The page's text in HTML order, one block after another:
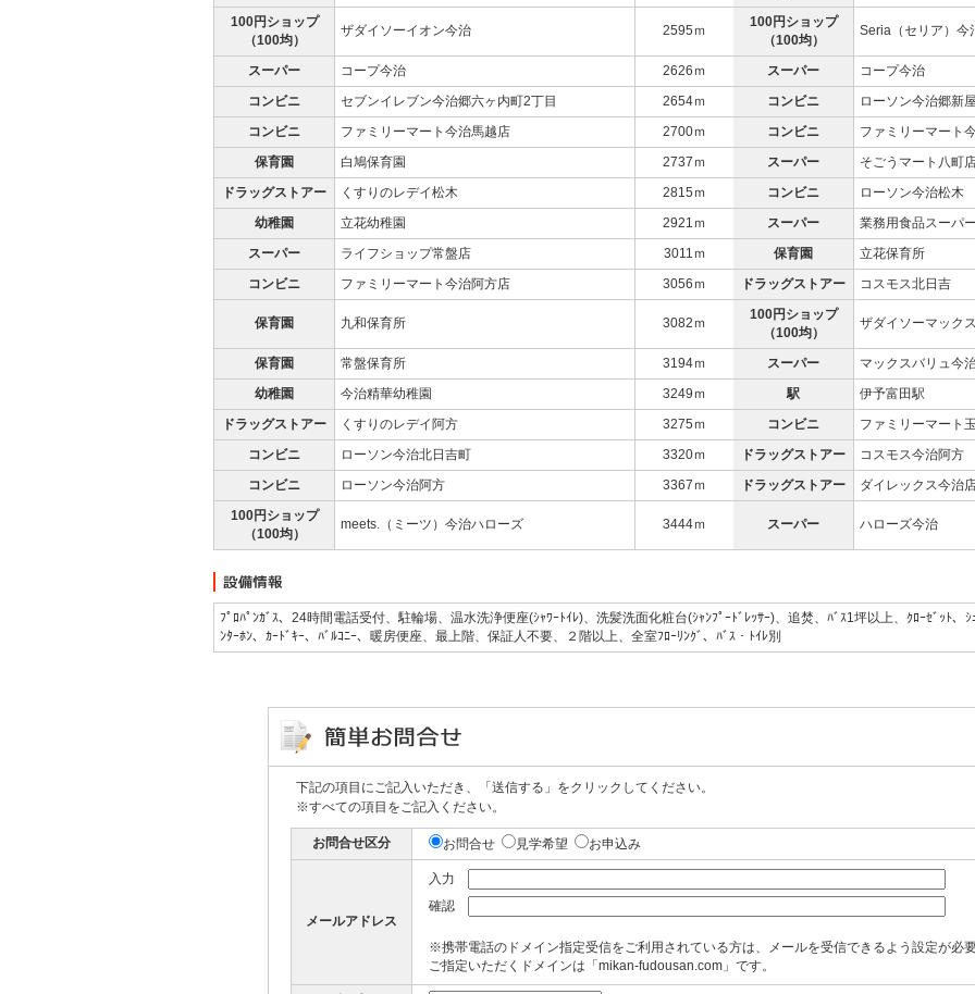
100円ショップ
（100均）
ザダイソーイオン今治 2595ｍ
100円ショップ
（100均）
Seria（セリア）今
スーパー コープ今治 2626ｍ スーパー
コープ今治
コンビニ
セブンイレブン今治郷六ヶ内町2丁目 2654ｍ コンビニ
ローソン今治郷新
コンビニ
ファミリーマート今治馬越店 2700ｍ コンビニ
ファミリーマート
保育園
白鳩保育園 2737ｍ スーパー
そごうマート八町
ドラッグストアー
くすりのレデイ松木 2815ｍ コンビニ
ローソン今治松木
幼稚園
立花幼稚園 2921ｍ スーパー
業務用食品スーパ
スーパー
ライフショップ常盤店 3011ｍ 保育園
立花保育所
コンビニ
ファミリーマート今治阿方店 3056ｍ ドラッグストアー コスモス北日吉
保育園 九和保育所 3082ｍ
100円ショップ
（100均）
ザダイソーマック
保育園 常盤保育所 3194ｍ スーパー
マックスバリュ今
幼稚園
今治精華幼稚園 3249ｍ 駅
伊予富田駅
ドラッグストアー
くすりのレデイ阿方 3275ｍ コンビニ
ファミリーマート
コンビニ
ローソン今治北日吉町 3320ｍ ドラッグストアー
コスモス今治阿方
コンビニ
ローソン今治阿方 3367ｍ ドラッグストアー
ダイレックス今治
100円ショップ
（100均）
meets.（ミーツ）今治ハローズ 3444ｍ スーパー ハローズ今治
ﾌﾟﾛﾊﾟﾝｶﾞｽ、24時間電話受付、駐輪場、温水洗浄便座(ｼｬﾜｰﾄｲﾚ)、洗髪洗面化粧台(ｼｬﾝﾌﾟｰﾄﾞﾚｯｻｰ)、追焚、ﾊﾞｽ1坪以上、ｸﾛｰｾﾞｯﾄ、
ﾝﾀｰﾎﾝ、ｶｰﾄﾞｷｰ、ﾊﾞﾙｺﾆｰ、暖房便座、最上階、保証人不要、２階以上、全室ﾌﾛｰﾘﾝｸﾞ、ﾊﾞｽ・ﾄｲﾚ別
下記の項目にご記入いただき、「送信する」をクリックしてください。
※すべての項目をご記入ください。
お問合せ区分 お問合せ 見学希望 お申込み
メールアドレス
入力
確認
※携帯電話のドメイン指定受信をご利用されている方は、メールを受信できるよう設定が必
ご指定いただくドメインは「mikan-fudousan.com」です。